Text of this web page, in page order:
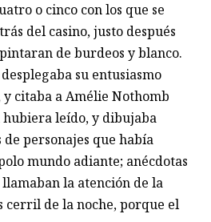
o cinco con los que se
del casino, justo después
de burdeos y blanco.
su entusiasmo
citaba a Amélie Nothomb
hubiera leído, y dibujaba
de personajes que había
mundo adiante; anécdotas
llamaban la atención de la
cerril de la noche, porque el